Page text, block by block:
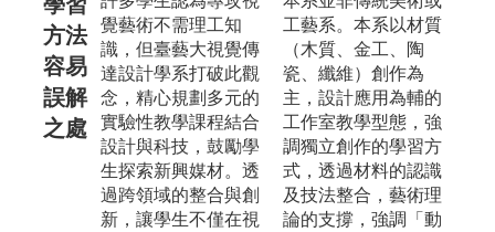
方法
容易
誤解
之處
覺藝術不需理工知
識，但臺藝大視覺傳
達設計學系打破此觀
念，精心規劃多元的
實驗性教學課程結合
設計與科技，鼓勵學
生探索新興媒材。透
過跨領域的整合與創
新，讓學生不僅在視
工藝系。本系以材質
（木質、金工、陶
瓷、纖維）創作為
主，設計應用為輔的
工作室教學型態，強
調獨立創作的學習方
式，透過材料的認識
及技法整合，藝術理
論的支撐，強調「動